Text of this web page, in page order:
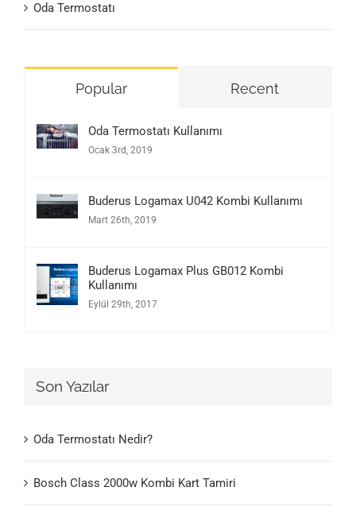
Oda Termostatı
Popular Recent
Oda Termostatı Kullanımı
Ocak 3rd, 2019
Buderus Logamax U042 Kombi Kullanımı
Mart 26th, 2019
Buderus Logamax Plus GB012 Kombi
Kullanımı
Eylül 29th, 2017
Son Yazılar
Oda Termostatı Nedir?
Bosch Class 2000w Kombi Kart Tamiri